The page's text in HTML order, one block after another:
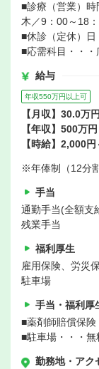
■診療（営業）
木／9：00～18
■休診（定休）日
■応需科目・・・
給与
年収550万円以上可
【月収】30.0万
【年収】500万
【時給】2,000円
※年俸制（12分割
手当
通勤手当(全額支
残業手当
福利厚生
雇用保険、労災
駐車場
手当・福利厚
■薬剤師賠償保険
■駐車場・・・無
勤務地・アク